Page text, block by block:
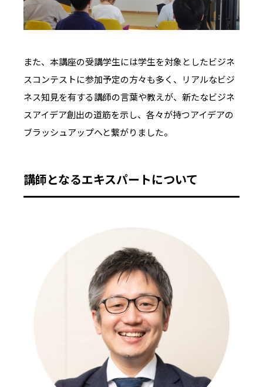
また、本講座の受講学生には学生を対象としたビジネ
スコンテストに参加予定の方々も多く、リアルなビジ
ネス知見を有する講師の言葉や教えが、新たなビジネ
スアイデア創出の道筋を示し、各々が持つアイデアの
ブラッシュアップへと繋がりました。
講師となるエキスパートについて